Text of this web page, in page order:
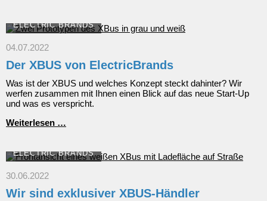
ELECTRIC BRANDS
04.07.2022
Der XBUS von ElectricBrands
Was ist der XBUS und welches Konzept steckt dahinter? Wir
werfen zusammen mit Ihnen einen Blick auf das neue Start-Up
und was es verspricht.
Weiterlesen …
ElectricBrands
ELECTRIC BRANDS
30.06.2022
Wir sind exklusiver XBUS-Händler